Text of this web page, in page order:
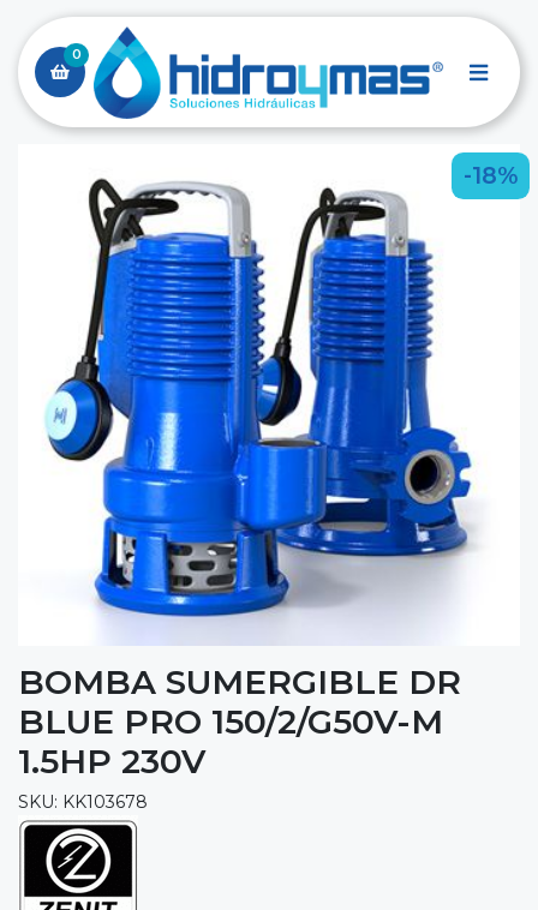
0
-18%
BOMBA SUMERGIBLE DR
BLUE PRO 150/2/G50V-M
1.5HP 230V
SKU: KK103678